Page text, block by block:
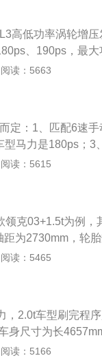
涡轮增压发动机
与其匹配的是8挡
高低功率涡轮增
、190ps，最
、265nm、
悬挂类型是多连杆
阅读：5663
定：1、匹配6速
马力是180ps；3
紧凑型车，以
是1395kg。
阅读：5615
克03+1.5t为例，
为2730mm，轮
发动机和6挡手动
阅读：5465
，2.0t车型刷完程
身尺寸为长
用了三款发动机
阅读：5166